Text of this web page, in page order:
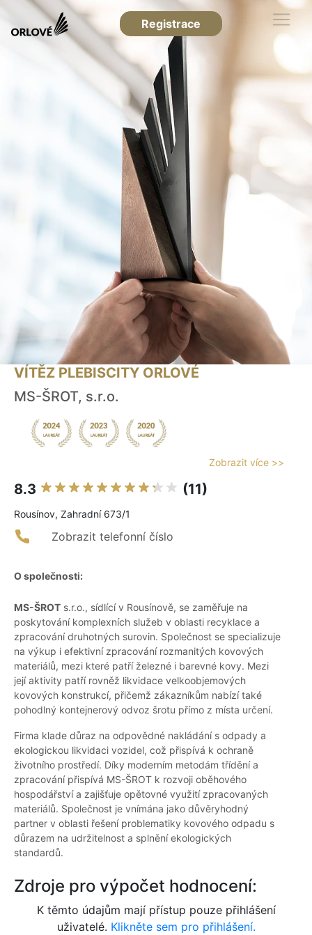
Registrace
VÍTĚZ PLEBISCITY ORLOVÉ
MS-ŠROT, s.r.o.
Zobrazit více >>
8.3 (11)
Rousínov, Zahradní 673/1
Zobrazit telefonní číslo
O společnosti:
MS-ŠROT s.r.o., sídlící v Rousínově, se zaměřuje na
poskytování komplexních služeb v oblasti recyklace a
zpracování druhotných surovin. Společnost se specializuje
na výkup i efektivní zpracování rozmanitých kovových
materiálů, mezi které patří železné i barevné kovy. Mezi
její aktivity patří rovněž likvidace velkoobjemových
kovových konstrukcí, přičemž zákazníkům nabízí také
pohodlný kontejnerový odvoz šrotu přímo z místa určení.
Firma klade důraz na odpovědné nakládání s odpady a
ekologickou likvidaci vozidel, což přispívá k ochraně
životního prostředí. Díky moderním metodám třídění a
zpracování přispívá MS-ŠROT k rozvoji oběhového
hospodářství a zajišťuje opětovné využití zpracovaných
materiálů. Společnost je vnímána jako důvěryhodný
partner v oblasti řešení problematiky kovového odpadu s
důrazem na udržitelnost a splnění ekologických
standardů.
Zdroje pro výpočet hodnocení:
K těmto údajům mají přístup pouze přihlášení
uživatelé. Klikněte sem pro přihlášení.